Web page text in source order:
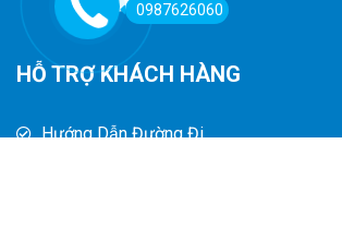
HỖ TRỢ KHÁCH HÀNG
Hướng Dẫn Đường Đi
0987626060